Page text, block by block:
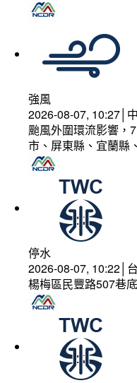
強風
2026-08-07, 10:27│
颱風外圍環流影響，
市、屏東縣、宜蘭縣
停水
2026-08-07, 10:22│
楊梅區民豐路507巷